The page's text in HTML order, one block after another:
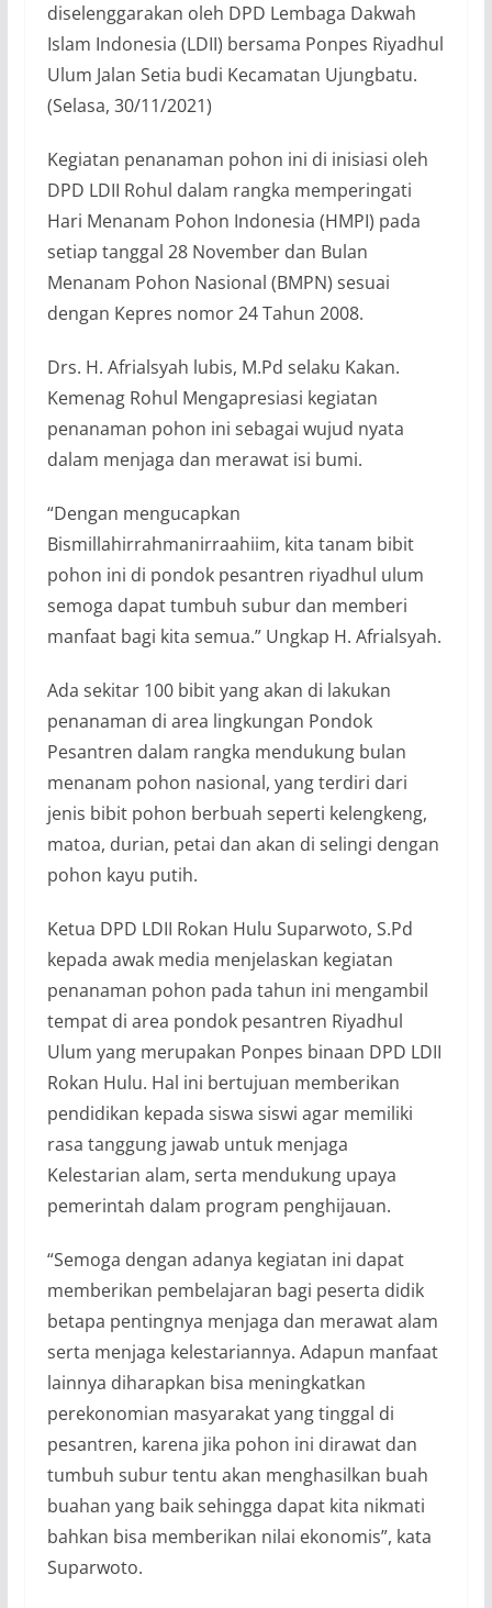
diselenggarakan oleh DPD Lembaga Dakwah
Islam Indonesia (LDII) bersama Ponpes Riyadhul
Ulum Jalan Setia budi Kecamatan Ujungbatu.
(Selasa, 30/11/2021)
Kegiatan penanaman pohon ini di inisiasi oleh
DPD LDII Rohul dalam rangka memperingati
Hari Menanam Pohon Indonesia (HMPI) pada
setiap tanggal 28 November dan Bulan
Menanam Pohon Nasional (BMPN) sesuai
dengan Kepres nomor 24 Tahun 2008.
Drs. H. Afrialsyah lubis, M.Pd selaku Kakan.
Kemenag Rohul Mengapresiasi kegiatan
penanaman pohon ini sebagai wujud nyata
dalam menjaga dan merawat isi bumi.
“Dengan mengucapkan
Bismillahirrahmanirraahiim, kita tanam bibit
pohon ini di pondok pesantren riyadhul ulum
semoga dapat tumbuh subur dan memberi
manfaat bagi kita semua.” Ungkap H. Afrialsyah.
Ada sekitar 100 bibit yang akan di lakukan
penanaman di area lingkungan Pondok
Pesantren dalam rangka mendukung bulan
menanam pohon nasional, yang terdiri dari
jenis bibit pohon berbuah seperti kelengkeng,
matoa, durian, petai dan akan di selingi dengan
pohon kayu putih.
Ketua DPD LDII Rokan Hulu Suparwoto, S.Pd
kepada awak media menjelaskan kegiatan
penanaman pohon pada tahun ini mengambil
tempat di area pondok pesantren Riyadhul
Ulum yang merupakan Ponpes binaan DPD LDII
Rokan Hulu. Hal ini bertujuan memberikan
pendidikan kepada siswa siswi agar memiliki
rasa tanggung jawab untuk menjaga
Kelestarian alam, serta mendukung upaya
pemerintah dalam program penghijauan.
“Semoga dengan adanya kegiatan ini dapat
memberikan pembelajaran bagi peserta didik
betapa pentingnya menjaga dan merawat alam
serta menjaga kelestariannya. Adapun manfaat
lainnya diharapkan bisa meningkatkan
perekonomian masyarakat yang tinggal di
pesantren, karena jika pohon ini dirawat dan
tumbuh subur tentu akan menghasilkan buah
buahan yang baik sehingga dapat kita nikmati
bahkan bisa memberikan nilai ekonomis”, kata
Suparwoto.